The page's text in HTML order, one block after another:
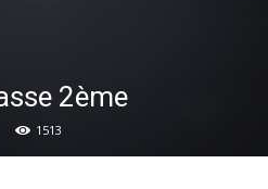
2ème
1513